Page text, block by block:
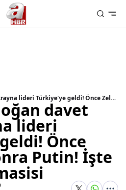
Başkan Erdoğan davet etti Ukrayna lideri Türkiye'ye geldi! Önce Zelenski sonra Putin! İşte lider diplomasisi
davet
lideri
Önce
Putin! İşte